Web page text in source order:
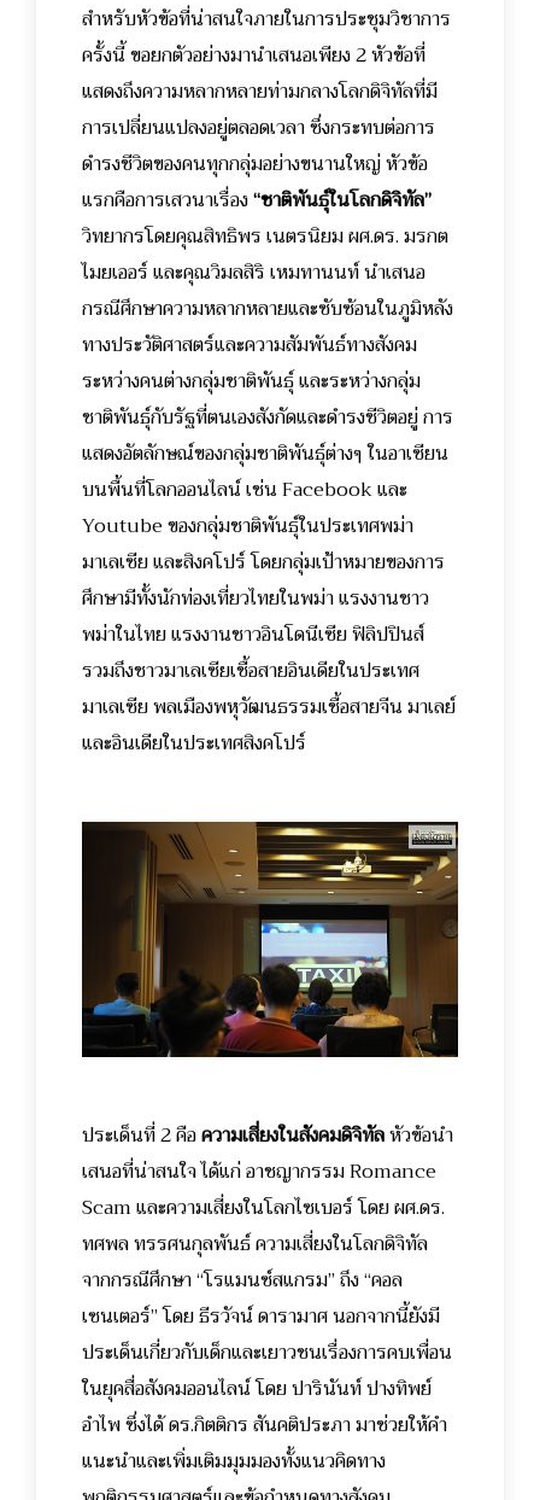
สำหรับหัวข้อที่น่าสนใจภายในการประชุมวิชาการ
ครั้งนี้ ขอยกตัวอย่างมานำเสนอเพียง 2 หัวข้อที่
แสดงถึงความหลากหลายท่ามกลางโลกดิจิทัลที่มี
การเปลี่ยนแปลงอยู่ตลอดเวลา ซึ่งกระทบต่อการ
ดำรงชีวิตของคนทุกกลุ่มอย่างขนานใหญ่หัวข้อ
แรกคือการเสวนาเรื่อง“ชาติพันธุ์ในโลกดิจิทัล”
วิทยากรโดยคุณสิทธิพร เนตรนิยม ผศ.ดร. มรกต
ไมยเออร์ และคุณวิมลสิริ เหมทานนท์ นำเสนอ
กรณีศึกษาความหลากหลายและซับซ้อนในภูมิหลัง
ทางประวัติศาสตร์และความสัมพันธ์ทางสังคม
ระหว่างคนต่างกลุ่มชาติพันธุ์ และระหว่างกลุ่ม
ชาติพันธุ์กับรัฐที่ตนเองสังกัดและดำรงชีวิตอยู่ การ
แสดงอัตลักษณ์ของกลุ่มชาติพันธุ์ต่างๆ ในอาเซียน
บนพื้นที่โลกออนไลน์เช่น Facebook และ
Youtube ของกลุ่มชาติพันธุ์ในประเทศพม่า
มาเลเซีย และสิงคโปร์ โดยกลุ่มเป้าหมายของการ
ศึกษามีทั้งนักท่องเที่ยวไทยในพม่า แรงงานชาว
พม่าในไทย แรงงานชาวอินโดนีเซีย ฟิลิปปินส์
รวมถึงชาวมาเลเซียเชื้อสายอินเดียในประเทศ
มาเลเซีย พลเมืองพหุวัฒนธรรมเชื้อสายจีน มาเลย์
และอินเดียในประเทศสิงคโปร์
ประเด็นที่ 2 คือความเสี่ยงในสังคมดิจิทัลหัวข้อนำ
เสนอที่น่าสนใจ ได้แก่ อาชญากรรม Romance
Scam และความเสี่ยงในโลกไซเบอร์ โดย ผศ.ดร.
ทศพล ทรรศนกุลพันธ์ ความเสี่ยงในโลกดิจิทัล
จากกรณีศึกษา “โรแมนซ์สแกรม” ถึง “คอล
เซนเตอร์” โดย ธีรวัจน์ ดารามาศ นอกจากนี้ยังมี
ประเด็นเกี่ยวกับเด็กและเยาวชนเรื่องการคบเพื่อน
ในยุคสื่อสังคมออนไลน์ โดย ปารินันท์ ปางทิพย์
อำไพ ซึ่งได้ ดร.กิตติกร สันคติประภา มาช่วยให้คำ
แนะนำและเพิ่มเติมมุมมองทั้งแนวคิดทาง